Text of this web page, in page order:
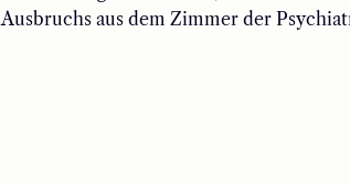
Ausbruchs aus dem Zimmer der